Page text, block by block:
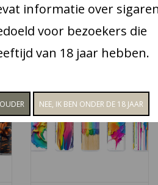
Mandala aansteker 5 X
informatie over
voor bezoekers die
van 18 jaar hebben.